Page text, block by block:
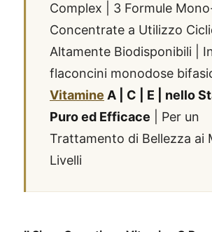
Complex | 3 Formule
Concentrate a Utilizzo
Altamente Biodisponibili |
flaconcini monodose
Vitamine A | C | E | nello
Puro ed Efficace | Per un
Trattamento di Bellezza ai
Livelli